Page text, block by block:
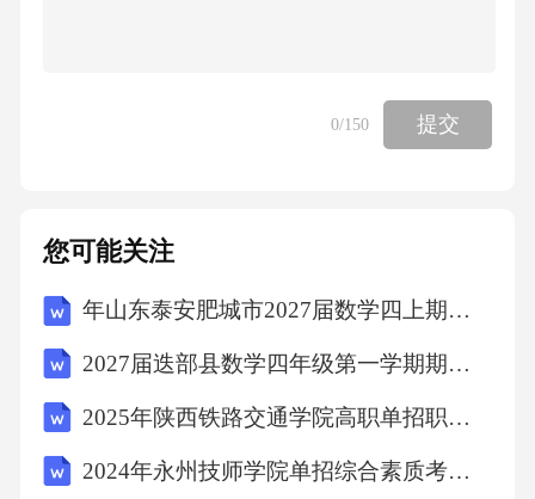
8、下列关于向上级行文，说法错误的是（）。
A.原则上主送一个上级机关
B.请示应当一文一事
C.不得以本机关名义向上级机关负责人报送任
0/150 提交
您可能关注
年山东泰安肥城市2027届数学四上期末达标检测模拟试题含解析
2027届迭部县数学四年级第一学期期末综合测试模拟试题含解析
2025年陕西铁路交通学院高职单招职业技能考试模拟试卷（历年真题）附答案详解
2024年永州技师学院单招综合素质考试题库（完整版）附答案详解